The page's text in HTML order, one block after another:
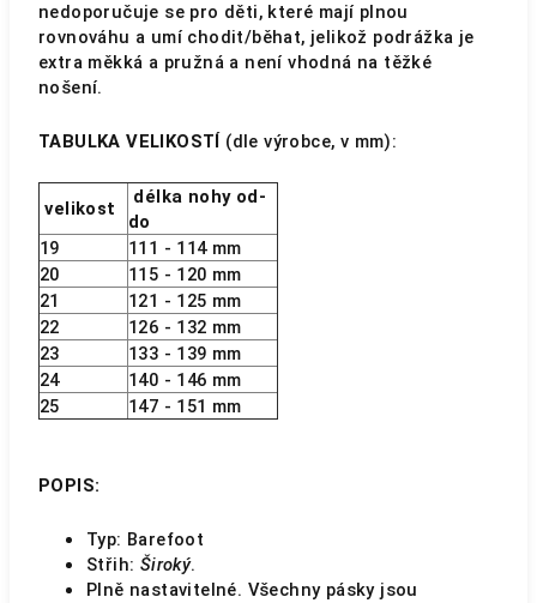
nedoporučuje se pro děti, které mají plnou
rovnováhu a umí chodit/běhat, jelikož podrážka je
extra měkká a pružná a není vhodná na těžké
nošení.
TABULKA VELIKOSTÍ (dle výrobce, v mm):
velikost
délka nohy od-
do
19
111 - 114 mm
20
115 - 120 mm
21
121 - 125 mm
22
126 - 132 mm
23
133 - 139 mm
24
140 - 146 mm
25
147 - 151 mm
POPIS:
Typ: Barefoot
Střih: Široký.
Plně nastavitelné. Všechny pásky jsou